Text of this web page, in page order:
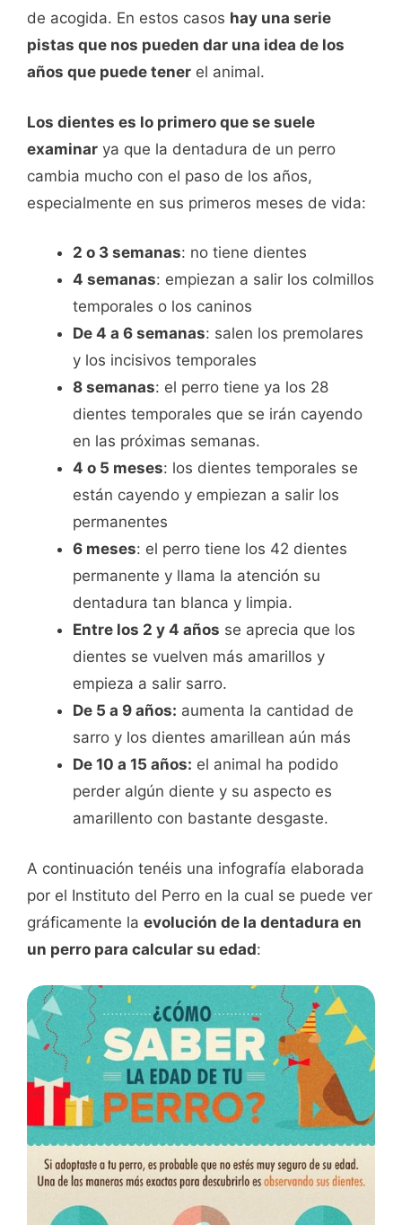
de acogida. En estos casos hay una serie
pistas que nos pueden dar una idea de los
años que puede tener el animal.
Los dientes es lo primero que se suele
examinar ya que la dentadura de un perro
cambia mucho con el paso de los años,
especialmente en sus primeros meses de vida:
2 o 3 semanas: no tiene dientes
4 semanas: empiezan a salir los colmillos
temporales o los caninos
De 4 a 6 semanas: salen los premolares
y los incisivos temporales
8 semanas: el perro tiene ya los 28
dientes temporales que se irán cayendo
en las próximas semanas.
4 o 5 meses: los dientes temporales se
están cayendo y empiezan a salir los
permanentes
6 meses: el perro tiene los 42 dientes
permanente y llama la atención su
dentadura tan blanca y limpia.
Entre los 2 y 4 años se aprecia que los
dientes se vuelven más amarillos y
empieza a salir sarro.
De 5 a 9 años: aumenta la cantidad de
sarro y los dientes amarillean aún más
De 10 a 15 años: el animal ha podido
perder algún diente y su aspecto es
amarillento con bastante desgaste.
A continuación tenéis una infografía elaborada
por el Instituto del Perro en la cual se puede ver
gráficamente la evolución de la dentadura en
un perro para calcular su edad: